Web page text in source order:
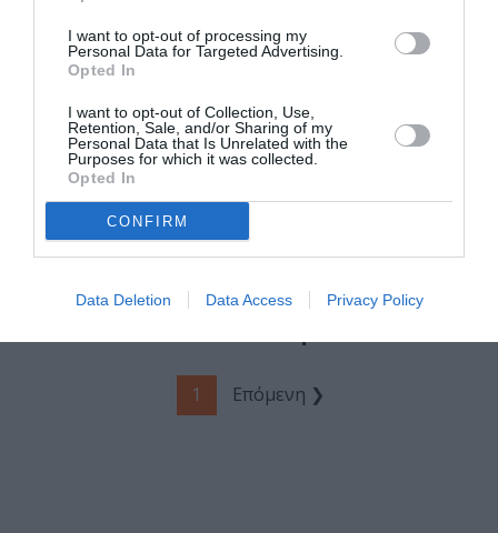
I want to opt-out of processing my
Personal Data for Targeted Advertising.
Opted In
I want to opt-out of Collection, Use,
Retention, Sale, and/or Sharing of my
Personal Data that Is Unrelated with the
Purposes for which it was collected.
Opted In
CONFIRM
Data Deletion Data Access Privacy Policy
ΦΕΣΤΙΒΑΛ / ΝΕΑ
2ο Φεστιβάλ
Φολέγανδρο
Οι Γιώργος και
σε καλοκαιρινή
1 Επόμενη ❯